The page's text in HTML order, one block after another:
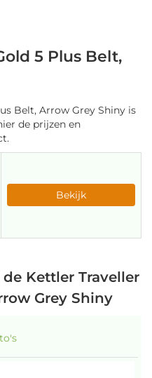
5 Plus Belt,
Belt, Arrow Grey Shiny is
de prijzen en
Bekijk
Kettler Traveller
Grey Shiny